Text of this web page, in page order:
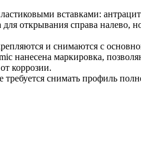
вставками:
открывания справа
и снимаются с
маркировка,
коррозии.
требуется снимать профиль